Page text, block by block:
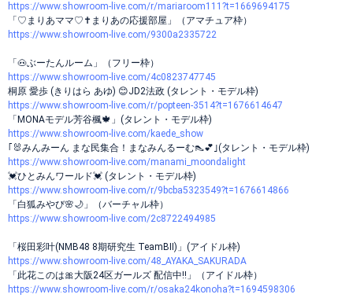
https://www.showroom-live.com/r/mariaroom111?t=1669694175
「♡まりあママ♡✝️まりあの応援部屋」（アマチュア枠）
https://www.showroom-live.com/9300a2335722
「🐽ぶーたんルーム」（フリー枠）
https://www.showroom-live.com/4c0823747745
桐原 愛歩 (きりはら あゆ) 😊JD2法政 (タレント・モデル枠)
https://www.showroom-live.com/r/popteen-3514?t=1676614647
「MONAモデル芳谷楓🍁」(タレント・モデル枠)
https://www.showroom-live.com/kaede_show
｢🐰みんみーん まな民集合！まなみんるーむ👠💕｣(タレント・モデル枠)
https://www.showroom-live.com/manami_moondalight
💓ひとみんワールド💓 (タレント・モデル枠)
https://www.showroom-live.com/r/9bcba5323549?t=1676614866
「白狐みやび🌸🌙」（バーチャル枠）
https://www.showroom-live.com/2c8722494985
「桜田彩叶(NMB48 8期研究生 TeamBⅡ)」(アイドル枠)
https://www.showroom-live.com/48_AYAKA_SAKURADA
「此花このは🎀大阪24区ガールズ 配信中!!」（アイドル枠）
https://www.showroom-live.com/r/osaka24konoha?t=1694598306